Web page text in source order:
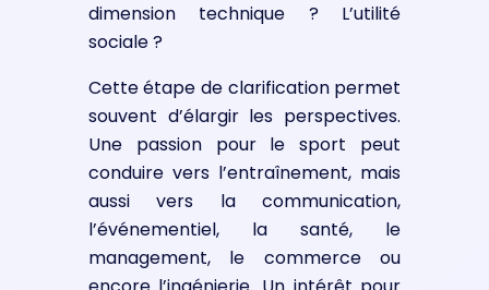
dimension technique ? L’utilité
sociale ?
Cette étape de clarification permet
souvent d’élargir les perspectives.
Une passion pour le sport peut
conduire vers l’entraînement, mais
aussi vers la communication,
l’événementiel, la santé, le
management, le commerce ou